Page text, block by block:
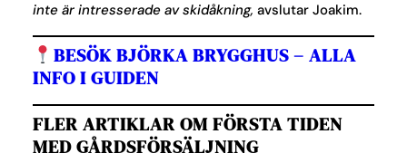
inte är intresserade av skidåkning, avslutar Joakim.
BESÖK BJÖRKA BRYGGHUS – ALLA
INFO I GUIDEN
FLER ARTIKLAR OM FÖRSTA TIDEN
MED GÅRDSFÖRSÄLJNING